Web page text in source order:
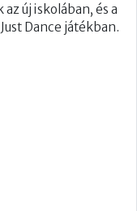
új iskolában, és a
Dance játékban.